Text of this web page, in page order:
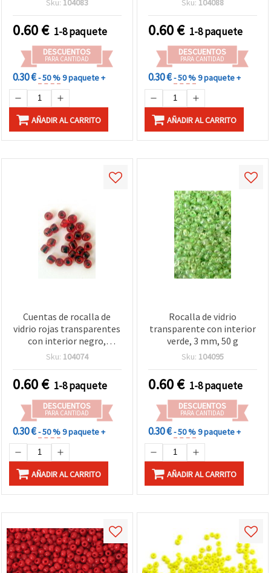
proyectos DIY únicos
0.60€ 1-8 paquete
DESCUENTOS
PARA CANTIDAD
0.30 €- 50 %9 paquete +
AÑADIR AL CARRITO
0.60€ 1-8 paquete
DESCUENTOS
PARA CANTIDAD
0.30 €- 50 %9 paquete +
AÑADIR AL CARRITO
Cuentas de rocalla de
vidrio rojas transparentes
con interior negro,
redondas de 4 mm, bolsa
bisutería, enfilado y
manualidades DIY
Sku: 104074
0.60€ 1-8 paquete
DESCUENTOS
PARA CANTIDAD
0.30 €- 50 %9 paquete +
AÑADIR AL CARRITO
Rocalla de vidrio
transparente con interior
verde, 3 mm, 50 g
Sku: 104095
0.60€ 1-8 paquete
DESCUENTOS
PARA CANTIDAD
0.30 €- 50 %9 paquete +
AÑADIR AL CARRITO